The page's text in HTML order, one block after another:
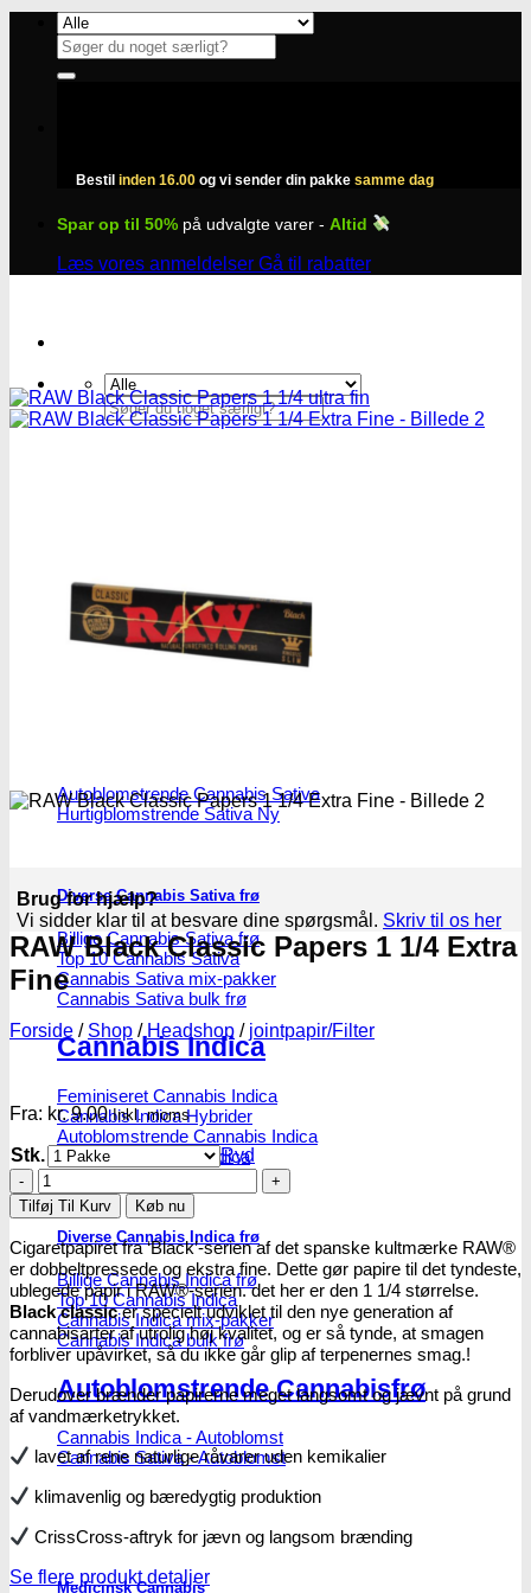
Fortsæt
indhold
Søg
efter:
Bestil inden 16.00 og vi sender din pakke samme dag
Spar op til 50% på udvalgte varer - Altid
Læs vores anmeldelser Gå til rabatter
Søg
efter:
Autoblomstrende Cannabis Sativa
Hurtigblomstrende Sativa
Diverse Cannabis Sativa frø
Billige Cannabis Sativa frø
Top 10 Cannabis Sativa
Cannabis Sativa mix-pakker
Cannabis Sativa bulk frø
Cannabis Indica
Feminiseret Cannabis Indica
Cannabis Indica Hybrider
Autoblomstrende Cannabis Indica
Hurtigblomstrende Indica
Diverse Cannabis Indica frø
Billige Cannabis Indica frø
Top 10 Cannabis Indica
Cannabis Indica mix-pakker
Cannabis Indica bulk frø
Autoblomstrende Cannabisfrø
Cannabis Indica - Autoblomst
Cannabis Sativa - Autoblomst
Medicinsk Cannabis
Brug for hjælp?
Vi sidder klar til at besvare dine spørgsmål. Skriv til os her
RAW Black Classic Papers 1 1/4 Extra
Fine
Forside / Shop / Headshop / jointpapir/Filter
Fra: kr.9.00 Inkl. moms
Stk.
Ryd
RAW
Black
Classic
Papers
1
1/4
Extra
Fine
antal
Tilføj Til Kurv Køb nu
Cigaretpapiret fra ‘Black’-serien af ​​det spanske kultmærke RAW®
er dobbeltpressede og ekstra fine. Dette gør papire til det tyndeste,
ublegede papir i RAW®-serien. det her er den 1 1/4 størrelse.
Black classicer specielt udviklet til den nye generation af
cannabisarter af utrolig høj kvalitet, og er så tynde, at smagen
forbliver upåvirket, så du ikke går glip af terpenernes smag.!
Derudover brænder papirerne meget langsomt og jævnt på grund
af vandmærketrykket.
lavet af rene naturlige råvarer uden kemikalier
klimavenlig og bæredygtig produktion
CrissCross-aftryk for jævn og langsom brænding
Se flere produkt detaljer